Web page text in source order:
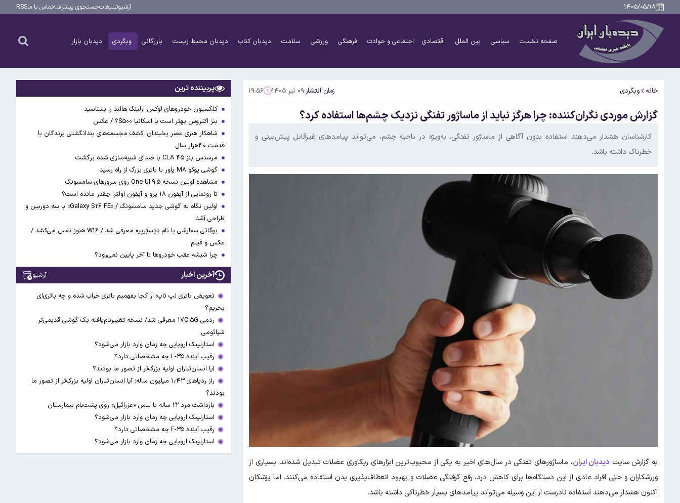
۱۴۰۵/۰۵/۱۸ آرشیوتبلیغاتجستجوی پیشرفتهتماس با ماRSS
صفحه نخست سیاسی بین الملل اقتصادی اجتماعی و حوادث فرهنگی ورزشی سلامت دیدبان کتاب دیدبان محیط زیست بازرگانی وبگردی دیدبان بازار
خانه وبگردی زمان انتشار:۰۹ تیر ۱۴۰۵ ۱۹:۵۶
گزارش موردی نگران‌کننده: چرا هرگز نباید از ماساژور تفنگی نزدیک چشم‌ها استفاده کرد؟
کارشناسان هشدار می‌دهند استفاده بدون آگاهی از ماساژور تفنگی، به‌ویژه در ناحیه چشم، می‌تواند پیامدهای غیرقابل پیش‌بینی و
خطرناک داشته باشد.
به گزارش سایت دیدبان ایران، ماساژورهای تفنگی در سال‌های اخیر به یکی از محبوب‌ترین ابزارهای ریکاوری عضلات تبدیل شده‌اند. بسیاری از
ورزشکاران و حتی افراد عادی از این دستگاه‌ها برای کاهش درد، رفع گرفتگی عضلات و بهبود انعطاف‌پذیری بدن استفاده می‌کنند. اما پزشکان
اکنون هشدار می‌دهند استفاده نادرست از این وسیله می‌تواند پیامدهای بسیار خطرناکی داشته باشد.
پربیننده ترین
کلکسیون خودروهای لوکس ارلینگ هالند را بشناسید
بنز اکتروس بهتر است یا اسکانیا S۵۰۰؟ / عکس
شاهکار هنری عصر یخبندان؛ کشف مجسمه‌های بندانگشتی‌ پرندگان با
قدمت ۴۰هزار سال
مرسدس بنز CLA ۴۵ با صدای شبیه‌سازی شده برگشت
گوشی پوکو M۸ پاور با باتری بزرگ از راه رسید
مشاهده اولین نسخه One UI ۹.۵ روی سرورهای سامسونگ
تا رونمایی از آیفون ۱۸ پرو و آیفون اولترا چقدر مانده است؟
اولین نگاه به گوشی جدید سامسونگ / «Galaxy S۲۶ FE» با سه دوربین و
طراحی آشنا
بوگاتی سفارشی با نام «دِستِریِر» معرفی شد / W۱۶ هنوز نفس می‌کشد /
عکس و فیلم
چرا شیشه عقب خودروها تا آخر پایین نمی‌رود؟
آخرین اخبار آرشیو
تعویض باتری لپ تاپ؛ از کجا بفهمیم باتری خراب شده و چه باتری‌ای
بخریم؟
ردمی ۱۷C ۵G معرفی شد/ نسخه تغییرنام‌یافته یک گوشی قدیمی‌تر
شیائومی
استارلینک اروپایی چه زمان وارد بازار می‌شود؟
رقیب آینده F-۳۵ چه مشخصاتی دارد؟
آیا انسان‌تباران اولیه بزرگ‌تر از تصور ما بودند؟
راز ردپاهای ۱٫۴۳ میلیون ساله؛ آیا انسان‌تباران اولیه بزرگ‌تر از تصور ما
بودند؟
بازداشت مرد ۲۲ ساله با لباس «عزرائیل» روی پشت‌بام بیمارستان
استارلینک اروپایی چه زمان وارد بازار می‌شود؟
رقیب آینده F-۳۵ چه مشخصاتی دارد؟
استارلینک اروپایی چه زمان وارد بازار می‌شود؟